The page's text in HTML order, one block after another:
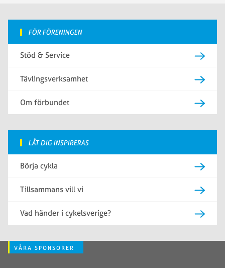
FÖR FÖRENINGEN
Stöd & Service
Tävlingsverksamhet
Om förbundet
LÅT DIG INSPIRERAS
Börja cykla
Tillsammans vill vi
Vad händer i cykelsverige?
VÅRA SPONSORER